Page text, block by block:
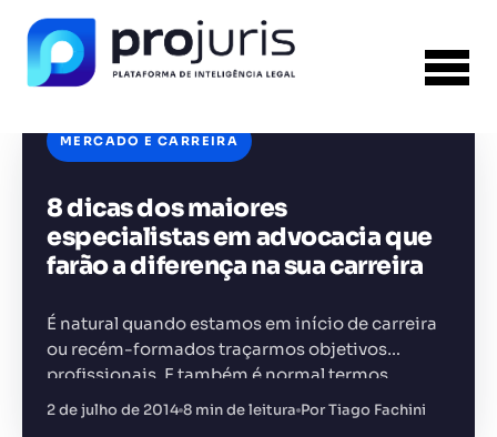
MERCADO E CARREIRA
8 dicas dos maiores
especialistas em advocacia que
farão a diferença na sua carreira
É natural quando estamos em início de carreira
ou recém-formados traçarmos objetivos
profissionais. E também é normal termos
dúvidas de quais habilidades e competências
são primordiais para subir cada degrau e
2 de julho de 2014 8 min de leitura Por Tiago Fachini
FERRAMENTA RECOMENDADA PARA ESTE
CONTEÚDO
Template PPT Jurídico
+14.000 juristas